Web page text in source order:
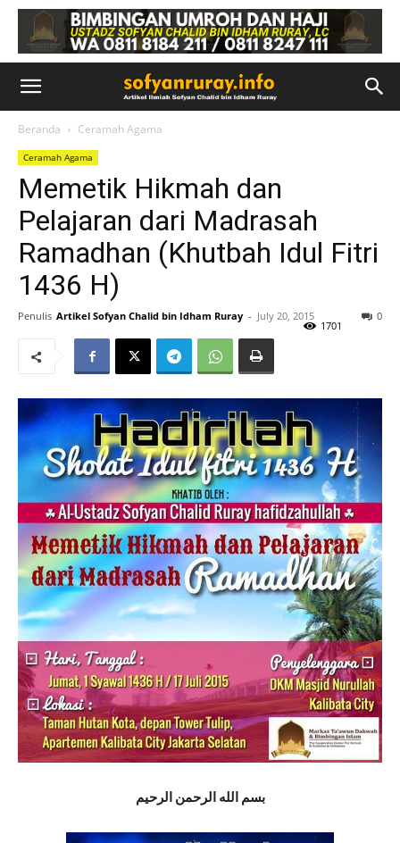
Beranda Ceramah Agama
Ceramah Agama
Memetik Hikmah dan
Pelajaran dari Madrasah
Ramadhan (Khutbah Idul Fitri
1436 H)
Penulis Artikel Sofyan Chalid bin Idham Ruray - July 20, 2015 0
1701
بسم الله الرحمن الرحيم